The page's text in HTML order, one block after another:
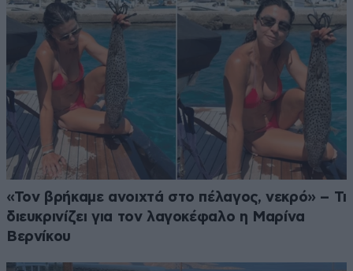
«Τον βρήκαμε ανοιχτά στο πέλαγος, νεκρό» – Τι
διευκρινίζει για τον λαγοκέφαλο η Μαρίνα
Βερνίκου